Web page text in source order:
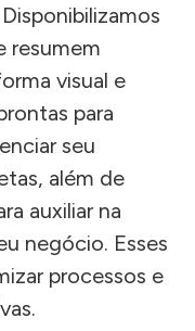
resumem
visual e
para
seu
além de
auxiliar na
negócio. Esses
processos e